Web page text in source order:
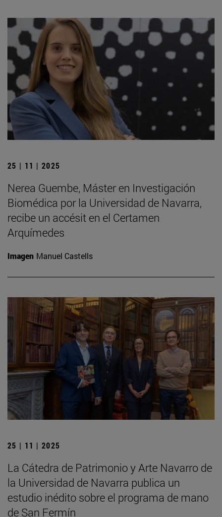
25 | 11 | 2025
Nerea Guembe, Máster en Investigación
Biomédica por la Universidad de Navarra,
recibe un accésit en el Certamen
Arquímedes
Imagen Manuel Castells
25 | 11 | 2025
La Cátedra de Patrimonio y Arte Navarro de
la Universidad de Navarra publica un
estudio inédito sobre el programa de mano
de San Fermín